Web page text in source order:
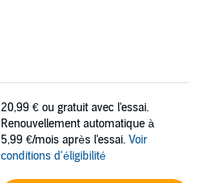
20,99 € ou gratuit avec l'essai.
Renouvellement automatique à
5,99 €/mois après l'essai. Voir
conditions d'éligibilité